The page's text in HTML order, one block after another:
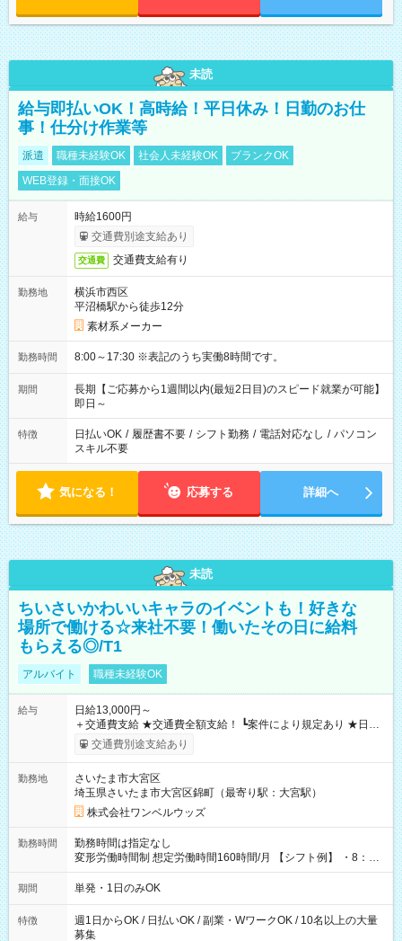
未読
給与即払いOK！高時給！平日休み！日勤のお仕
事！仕分け作業等
派遣 職種未経験OK 社会人未経験OK
ブランクOK
WEB登録・面接OK
給与
時給1600円
交通費別途支給あり
交通費 交通費支給有り
勤務地
横浜市西区
平沼橋駅から徒歩12分
素材系メーカー
勤務時間 8:00～17:30 ※表記のうち実働8時間です。
期間
長期【ご応募から1週間以内(最短2日目)のスピード就業が可能】
即日～
特徴 日払いOK / 履歴書不要 / シフト勤務 / 電話対応なし / パソコン
スキル不要
気になる！ 応募する 詳細へ
未読
ちいさいかわいいキャラのイベントも！好きな
場所で働ける☆来社不要！働いたその日に給料
もらえる◎/T1
アルバイト 職種未経験OK
給与
日給13,000円～
＋交通費支給 ★交通費全額支給！ ┗案件により規定あり ★日払
いOK！（規定あり） ┗働いたその日に現金GET♪ お仕事後はコ
ンビニATMから 日払い分を引き落とせます！ 【試用期間】試
交通費別途支給あり
勤務地
さいたま市大宮区
埼玉県さいたま市大宮区錦町（最寄り駅：大宮駅）
株式会社ワンベルウッズ
勤務時間
勤務時間は指定なし
変形労働時間制 想定労働時間160時間/月 【シフト例】 ・8：00
～21：00
期間 単発・1日のみOK
特徴
週1日からOK / 日払いOK / 副業・WワークOK / 10名以上の大量
募集